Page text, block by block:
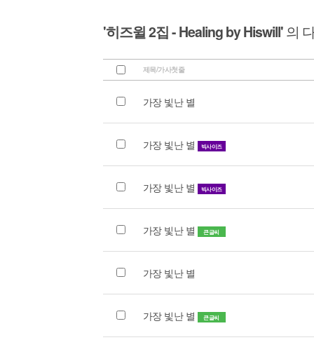
'히즈윌 2집 - Healing by Hiswill'의
제목/가사첫줄
가장 빛난 별
가장 빛난 별 빅사이즈
가장 빛난 별 빅사이즈
가장 빛난 별 큰글씨
가장 빛난 별
가장 빛난 별 큰글씨